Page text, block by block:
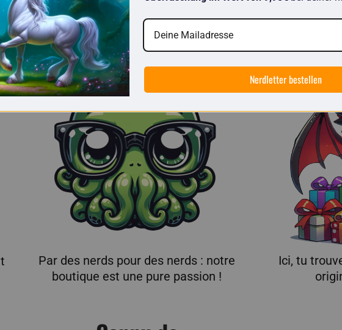
C'est getDigital
Par des nerds pour des nerds : notre
boutique est une pure passion !
Ici, tu
Nerdletter bestellen